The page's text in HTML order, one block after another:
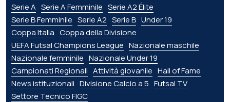
Serie A Serie A Femminile Serie A2 Élite
Serie B Femminile Serie A2 Serie B Under 19
Coppa Italia Coppa della Divisione
UEFA Futsal Champions League Nazionale maschile
Nazionale femminile Nazionale Under 19
Campionati Regionali Attività giovanile Hall of Fame
News istituzionali Divisione Calcio a 5 Futsal TV
Settore Tecnico FIGC